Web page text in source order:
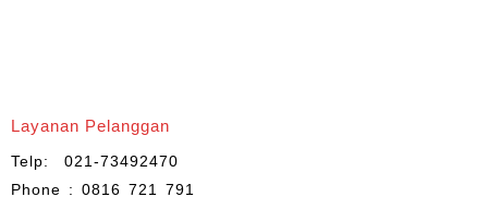
Layanan Pelanggan
Telp: 021-73492470
Phone : 0816 721 791